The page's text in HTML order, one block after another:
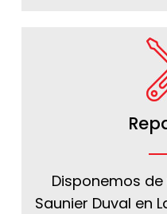
Disponemos
Saunier Duval en